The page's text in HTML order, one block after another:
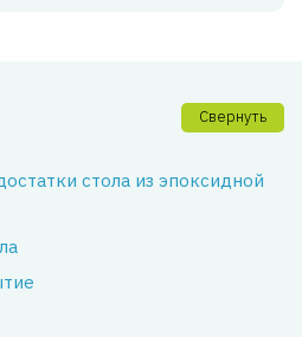
Свернуть
стола из эпоксидной